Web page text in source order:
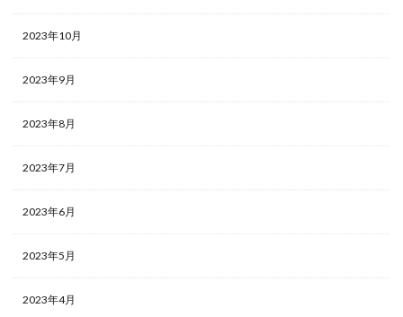
2023年10月
2023年9月
2023年8月
2023年7月
2023年6月
2023年5月
2023年4月